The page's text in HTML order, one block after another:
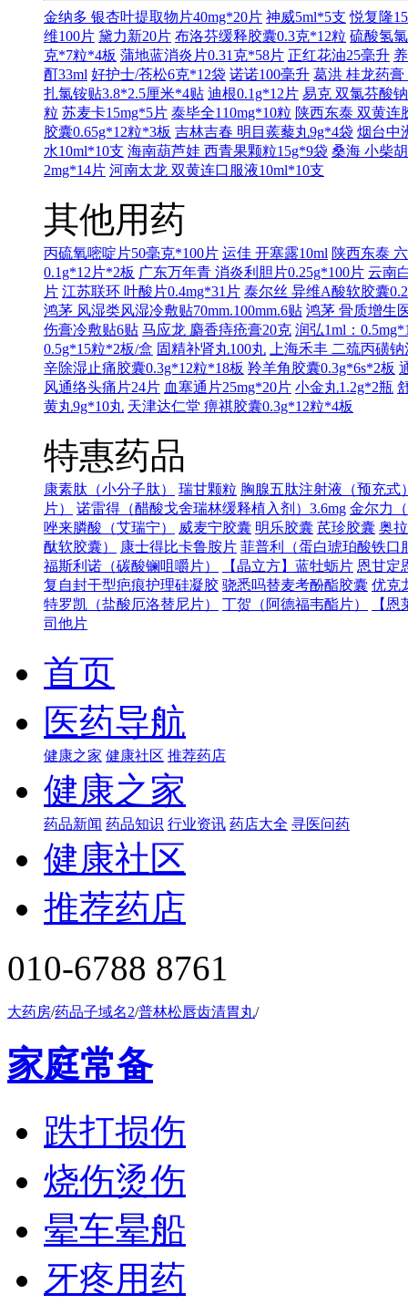
金纳多 银杏叶提取物片40mg*20片 神威5ml*5支 悦复隆
维100片 黛力新20片 布洛芬缓释胶囊0.3克*12粒 硫酸氢
克*7粒*4板 蒲地蓝消炎片0.31克*58片 正红花油25毫升
酊33ml 好护士/苍松6克*12袋 诺诺100毫升 葛洪 桂龙药膏
扎氯铵贴3.8*2.5厘米*4贴 迪根0.1g*12片 易克 双氯芬酸
粒 苏麦卡15mg*5片 泰毕全110mg*10粒 陕西东泰 双黄连
胶囊0.65g*12粒*3板 吉林吉春 明目蒺藜丸9g*4袋 烟台中
水10ml*10支 海南葫芦娃 西青果颗粒15g*9袋 桑海 小柴
2mg*14片 河南太龙 双黄连口服液10ml*10支
其他用药
丙硫氧嘧啶片50毫克*100片 运佳 开塞露10ml 陕西东泰
0.1g*12片*2板 广东万年青 消炎利胆片0.25g*100片 云南
片 江苏联环 叶酸片0.4mg*31片 泰尔丝 异维A酸软胶囊
鸿茅 风湿类风湿冷敷贴70mm.100mm.6贴 鸿茅 骨质增生
伤膏冷敷贴6贴 马应龙 麝香痔疮膏20克 润弘1ml：
0.5g*15粒*2板/盒 固精补肾丸100丸
上海禾丰 二巯丙磺
辛除湿止痛胶囊0.3g*12粒*18板 羚羊角胶囊0.3g*6s*2板
风通络头痛片24片 血塞通片25mg*20片 小金丸1.2g*2瓶
黄丸9g*10丸 天津达仁堂 痹祺胶囊0.3g*12粒*4板
特惠药品
康素肽（小分子肽） 瑞甘颗粒 胸腺五肽注射液（预充式
片）
诺雷得（醋酸戈舍瑞林缓释植入剂）3.6mg 金尔力
唑来膦酸（艾瑞宁）
威麦宁胶囊 明乐胶囊 芪珍胶囊 奥
酞软胶囊）
康士得比卡鲁胺片 菲普利（蛋白琥珀酸铁口
福斯利诺（碳酸镧咀嚼片）
【晶立方】蓝牡蛎片 恩甘定
复自封干型疤痕护理硅凝胶 骁悉吗替麦考酚酯胶囊 优克
特罗凯（盐酸厄洛替尼片）
丁贺（阿德福韦酯片）
【
司他片
首页
医药导航
健康之家 健康社区 推荐药店
健康之家
药品新闻 药品知识 行业资讯 药店大全 寻医问药
健康社区
推荐药店
010-6788 8761
大药房/药品子域名2/普林松唇齿清胃丸/
家庭常备
跌打损伤
烧伤烫伤
晕车晕船
牙疼用药